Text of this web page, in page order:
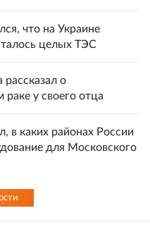
что на Украине
целых ТЭС
о
у своего отца
в каких районах России
для Московского